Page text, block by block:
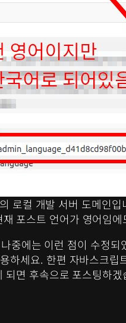
로컬 개발 서버 도메인
포스트 언어가 영어임
중에는 이런 점이 수정
하세요. 한편 자바스크
되면 후속으로 포스팅하겠